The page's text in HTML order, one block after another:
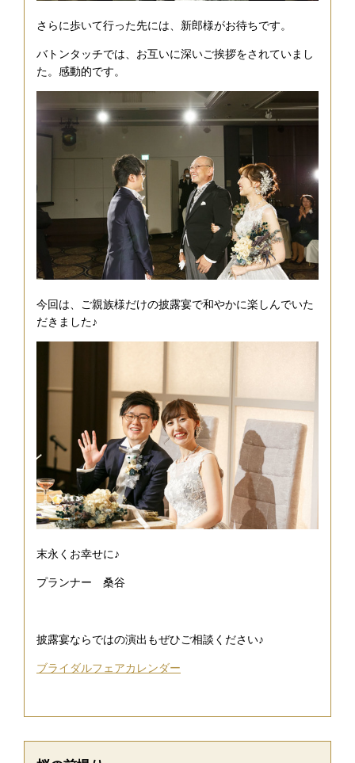
さらに歩いて行った先には、新郎様がお待ちです。
バトンタッチでは、お互いに深いご挨拶をされていまし
た。感動的です。
今回は、ご親族様だけの披露宴で和やかに楽しんでいた
だきました♪
末永くお幸せに♪
プランナー 桑谷
披露宴ならではの演出もぜひご相談ください♪
ブライダルフェアカレンダー